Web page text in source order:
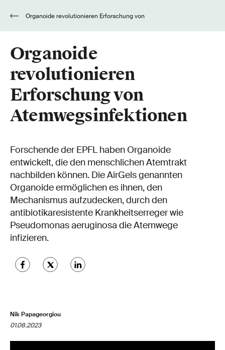
Organoide
revolutionieren
Erforschung von
Atemwegsinfektionen
Forschende der EPFL haben Organoide
entwickelt, die den menschlichen Atemtrakt
nachbilden können. Die AirGels genannten
Organoide ermöglichen es ihnen, den
Mechanismus aufzudecken, durch den
antibiotikaresistente Krankheitserreger wie
Pseudomonas aeruginosa die Atemwege
infizieren.
Nik Papageorgiou
01.08.2023